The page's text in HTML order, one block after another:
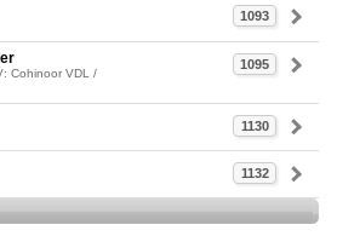
1093
1095
Cohinoor VDL /
1130
1132